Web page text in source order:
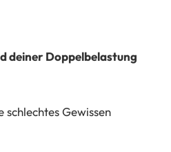
deiner Doppelbelastung
schlechtes Gewissen